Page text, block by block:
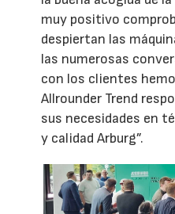
muy positivo
despiertan las
las numerosas
con los clientes
Allrounder Trend
sus necesidades en
y calidad Arburg”.